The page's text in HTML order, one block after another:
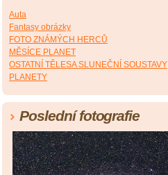
Auta
Fantasy obrázky
FOTO ZNÁMÝCH HERCŮ
MĚSÍCE PLANET
OSTATNÍ TĚLESA SLUNEČNÍ SOUSTAVY
PLANETY
Poslední fotografie